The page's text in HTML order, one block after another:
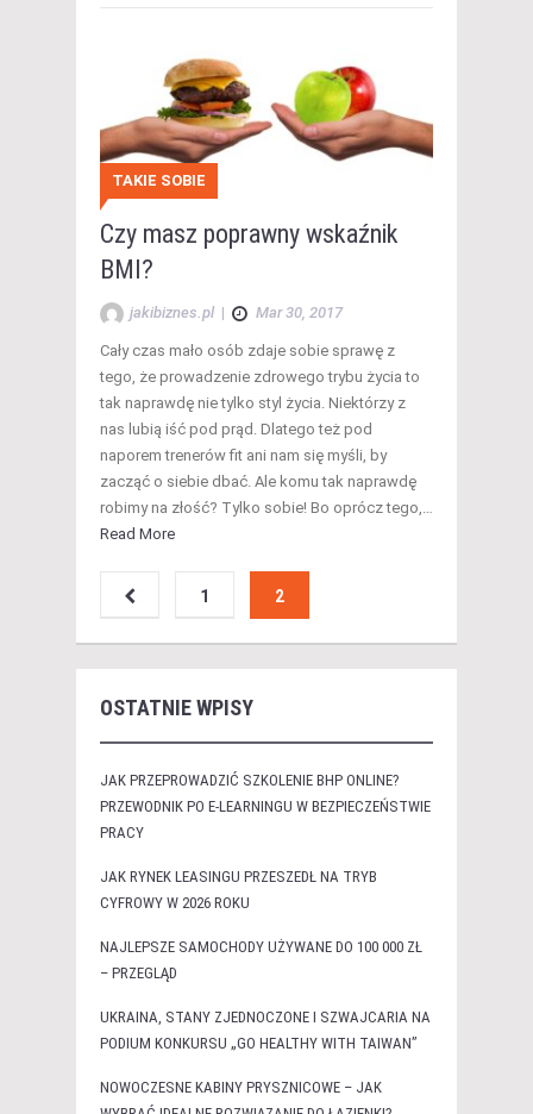
TAKIE SOBIE
Czy masz poprawny wskaźnik
BMI?
jakibiznes.pl | Mar 30, 2017
Cały czas mało osób zdaje sobie sprawę z
tego, że prowadzenie zdrowego trybu życia to
tak naprawdę nie tylko styl życia. Niektórzy z
nas lubią iść pod prąd. Dlatego też pod
naporem trenerów fit ani nam się myśli, by
zacząć o siebie dbać. Ale komu tak naprawdę
robimy na złość? Tylko sobie! Bo oprócz tego,…
Read More
1 2
OSTATNIE WPISY
JAK PRZEPROWADZIĆ SZKOLENIE BHP ONLINE?
PRZEWODNIK PO E-LEARNINGU W BEZPIECZEŃSTWIE
PRACY
JAK RYNEK LEASINGU PRZESZEDŁ NA TRYB
CYFROWY W 2026 ROKU
NAJLEPSZE SAMOCHODY UŻYWANE DO 100 000 ZŁ
– PRZEGLĄD
UKRAINA, STANY ZJEDNOCZONE I SZWAJCARIA NA
PODIUM KONKURSU „GO HEALTHY WITH TAIWAN”
NOWOCZESNE KABINY PRYSZNICOWE – JAK